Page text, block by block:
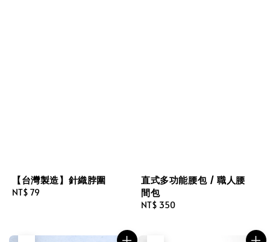
【台灣製造】針織脖圍
Regular
NT$ 79
直式多功能腰包 / 職人腰
間包
Regular
NT$ 350